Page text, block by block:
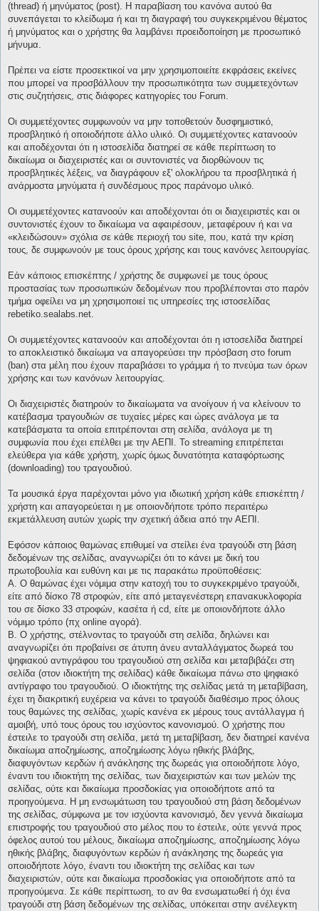
(thread) ή μηνύματος (post). Η παραβίαση του κανόνα αυτού θα
συνεπάγεται το κλείδωμα ή και τη διαγραφή του συγκεκριμένου θέματος
ή μηνύματος και ο χρήστης θα λαμβάνει προειδοποίηση με προσωπικό
μήνυμα.
Πρέπει να είστε προσεκτικοί να μην χρησιμοποιείτε εκφράσεις εκείνες
που μπορεί να προσβάλλουν την προσωπικότητα των συμμετεχόντων
στις συζητήσεις, στις διάφορες κατηγορίες του Forum.
Οι συμμετέχοντες συμφωνούν να μην τοποθετούν δυσφημιστικό,
προσβλητικό ή οποιοδήποτε άλλο υλικό. Οι συμμετέχοντες κατανοούν
και αποδέχονται ότι η ιστοσελίδα διατηρεί σε κάθε περίπτωση το
δικαίωμα οι διαχειριστές και οι συντονιστές να διορθώνουν τις
προσβλητικές λέξεις, να διαγράφουν εξ' ολοκλήρου τα προσβλητικά ή
ανάρμοστα μηνύματα ή συνδέσμους προς παράνομο υλικό.
Οι συμμετέχοντες κατανοούν και αποδέχονται ότι οι διαχειριστές και οι
συντονιστές έχουν το δικαίωμα να αφαιρέσουν, μεταφέρουν ή και να
«κλειδώσουν» σχόλια σε κάθε περιοχή του site, που, κατά την κρίση
τους, δε συμφωνούν με τους όρους χρήσης και τους κανόνες λειτουργίας.
Εάν κάποιος επισκέπτης / χρήστης δε συμφωνεί με τους όρους
προστασίας των προσωπικών δεδομένων που προβλέπονται στο παρόν
τμήμα οφείλει να μη χρησιμοποιεί τις υπηρεσίες της ιστοσελίδας
rebetiko.sealabs.net.
Οι συμμετέχοντες κατανοούν και αποδέχονται ότι η ιστοσελίδα διατηρεί
το αποκλειστικό δικαίωμα να απαγορεύσει την πρόσβαση στο forum
(ban) στα μέλη που έχουν παραβιάσει το γράμμα ή το πνεύμα των όρων
χρήσης και των κανόνων λειτουργίας.
Οι διαχειριστές διατηρούν το δικαίωματα να ανοίγουν ή να κλείνουν το
κατέβασμα τραγουδιών σε τυχαίες μέρες και ώρες ανάλογα με τα
κατεβάσματα τα οποία επιτρέπονται στη σελίδα, ανάλογα με τη
συμφωνία που έχει επέλθει με την ΑΕΠΙ. Το streaming επιτρέπεται
ελεύθερα για κάθε χρήστη, χωρίς όμως δυνατότητα καταφόρτωσης
(downloading) του τραγουδιού.
Τα μουσικά έργα παρέχονται μόνο για ιδιωτική χρήση κάθε επισκέπτη /
χρήστη και απαγορεύεται η με οποιονδήποτε τρόπο περαιτέρω
εκμετάλλευση αυτών χωρίς την σχετική άδεια από την ΑΕΠΙ.
Εφόσον κάποιος θαμώνας επιθυμεί να στείλει ένα τραγούδι στη βάση
δεδομένων της σελίδας, αναγνωρίζει ότι το κάνει με δική του
πρωτοβουλία και ευθύνη και με τις παρακάτω προϋποθέσεις:
Α. Ο θαμώνας έχει νόμιμα στην κατοχή του το συγκεκριμένο τραγούδι,
είτε από δίσκο 78 στροφών, είτε από μεταγενέστερη επανακυκλοφορία
του σε δίσκο 33 στροφών, κασέτα ή cd, είτε με οποιονδήποτε άλλο
νόμιμο τρόπο (πχ online αγορά).
Β. Ο χρήστης, στέλνοντας το τραγούδι στη σελίδα, δηλώνει και
αναγνωρίζει ότι προβαίνει σε άτυπη άνευ ανταλλάγματος δωρεά του
ψηφιακού αντιγράφου του τραγουδιού στη σελίδα και μεταβιβάζει στη
σελίδα (στον ιδιοκτήτη της σελίδας) κάθε δικαίωμα πάνω στο ψηφιακό
αντίγραφο του τραγουδιού. Ο ιδιοκτήτης της σελίδας μετά τη μεταβίβαση,
έχει τη διακριτική ευχέρεια να κάνει το τραγούδι διαθέσιμο προς όλους
τους θαμώνες της σελίδας, χωρίς κανένα εκ μέρους τους αντάλλαγμα ή
αμοιβή, υπό τους όρους του ισχύοντος κανονισμού. Ο χρήστης που
έστειλε το τραγούδι στη σελίδα, μετά τη μεταβίβαση, δεν διατηρεί κανένα
δικαίωμα αποζημίωσης, αποζημίωσης λόγω ηθικής βλάβης,
διαφυγόντων κερδών ή ανάκλησης της δωρεάς για οποιοδήποτε λόγο,
έναντι του ιδιοκτήτη της σελίδας, των διαχειριστών και των μελών της
σελίδας, ούτε και δικαίωμα προσδοκίας για οποιοδήποτε από τα
προηγούμενα. Η μη ενσωμάτωση του τραγουδιού στη βάση δεδομένων
της σελίδας, σύμφωνα με τον ισχύοντα κανονισμό, δεν γεννά δικαίωμα
επιστροφής του τραγουδιού στο μέλος που το έστειλε, ούτε γεννά προς
όφελος αυτού του μέλους, δικαίωμα αποζημίωσης, αποζημίωσης λόγω
ηθικής βλάβης, διαφυγόντων κερδών ή ανάκλησης της δωρεάς για
οποιοδήποτε λόγο, έναντι του ιδιοκτήτη της σελίδας και των
διαχειριστών, ούτε και δικαίωμα προσδοκίας για οποιοδήποτε από τα
προηγούμενα. Σε κάθε περίπτωση, το αν θα ενσωματωθεί ή όχι ένα
τραγούδι στη βάση δεδομένων της σελίδας, υπόκειται στην ανέλεγκτη